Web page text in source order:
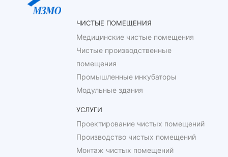
ЧИСТЫЕ ПОМЕЩЕНИЯ
Медицинские чистые помещения
Чистые производственные
помещения
Промышленные инкубаторы
Модульные здания
УСЛУГИ
Проектирование чистых помещений
Производство чистых помещений
Монтаж чистых помещений